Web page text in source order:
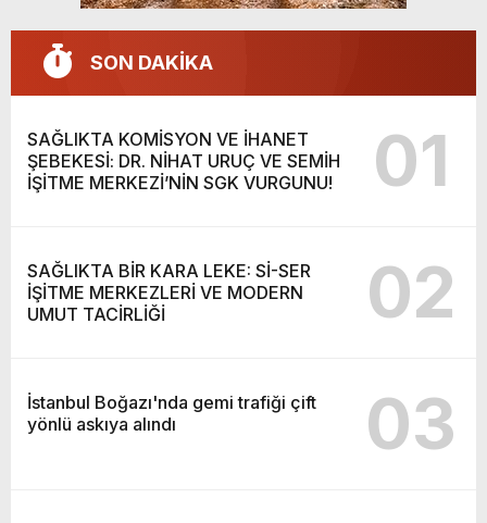
SON DAKİKA
SAĞLIKTA KOMİSYON VE İHANET
ŞEBEKESİ: DR. NİHAT URUÇ VE SEMİH
İŞİTME MERKEZİ’NİN SGK VURGUNU!
01
SAĞLIKTA BİR KARA LEKE: Sİ-SER
İŞİTME MERKEZLERİ VE MODERN
UMUT TACİRLİĞİ
02
İstanbul Boğazı'nda gemi trafiği çift
yönlü askıya alındı
03